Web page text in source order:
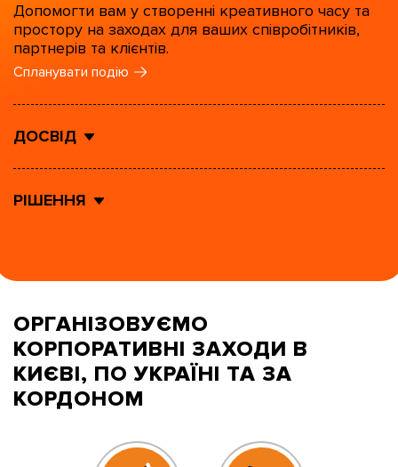
Допомогти вам у створенні креативного часу та
простору на заходах для ваших співробітників,
партнерів та клієнтів.
Спланувати подію
ДОСВІД
РІШЕННЯ
ОРГАНІЗОВУЄМО
КОРПОРАТИВНІ ЗАХОДИ В
КИЄВІ, ПО УКРАЇНІ ТА ЗА
КОРДОНОМ